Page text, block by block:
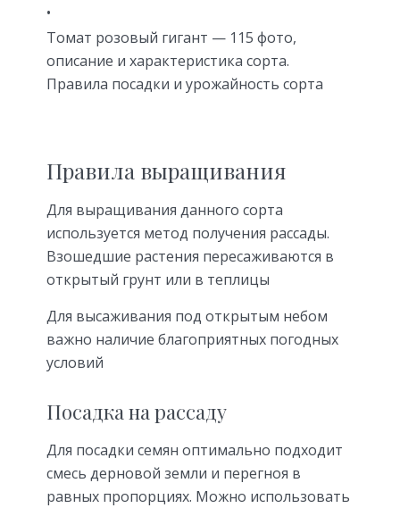
Томат розовый гигант — 115 фото,
описание и характеристика сорта.
Правила посадки и урожайность сорта
Правила выращивания
Для выращивания данного сорта
используется метод получения рассады.
Взошедшие растения пересаживаются в
открытый грунт или в теплицы
Для высаживания под открытым небом
важно наличие благоприятных погодных
условий
Посадка на рассаду
Для посадки семян оптимально подходит
смесь дерновой земли и перегноя в
равных пропорциях. Можно использовать